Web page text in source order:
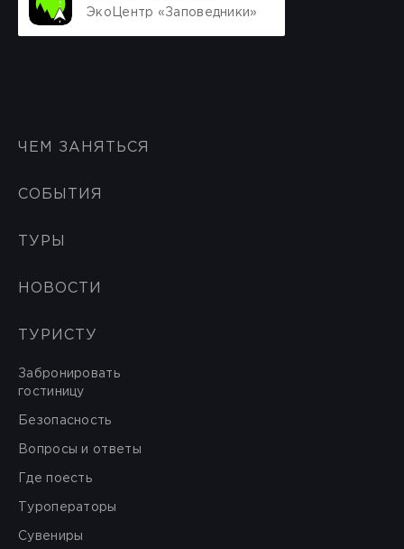
ЭкоЦентр «Заповедники»
ЧЕМ ЗАНЯТЬСЯ
СОБЫТИЯ
ТУРЫ
НОВОСТИ
ТУРИСТУ
Забронировать
гостиницу
Безопасность
Вопросы и ответы
Где поесть
Туроператоры
Сувениры